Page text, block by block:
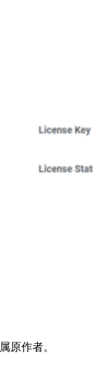
原作者。